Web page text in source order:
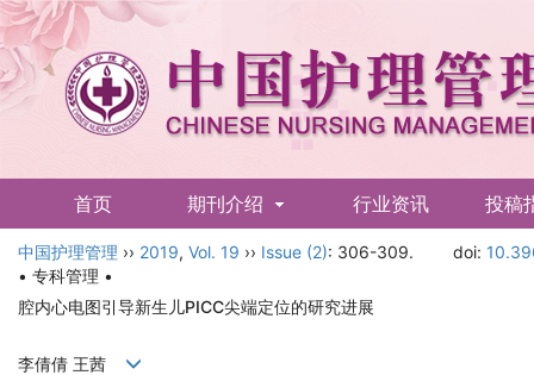
首页 期刊介绍 行业资讯 投稿
English
中国护理管理 ›› 2019, Vol. 19 ›› Issue (2): 306-309. doi:
• 专科管理 •
腔内心电图引导新生儿PICC尖端定位的研究进展
李倩倩 王茜